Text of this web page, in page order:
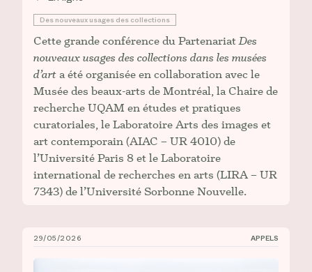
Des nouveaux usages des collections
Cette grande conférence du PartenariatDes
nouveaux usages des collections dans les musées
d’art a été organisée en collaboration avec le
Musée des beaux-arts de Montréal, la Chaire de
recherche UQAM en études et pratiques
curatoriales, le Laboratoire Arts des images et
art contemporain (AIAC – UR 4010) de
l’Université Paris 8 et le Laboratoire
international de recherches en arts (LIRA – UR
7343) de l’Université Sorbonne Nouvelle.
Appel à contribution : Symposium international de
29/05/2026 APPELS